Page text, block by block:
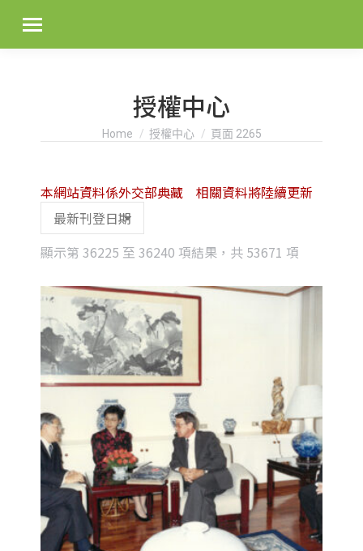
授權中心
You are here:
Home 授權中心 頁面 2265
顯示第 36225 至 36240 項結果，共 53671 項
latest
本網站資料係外交部典藏 相關資料將陸續更新